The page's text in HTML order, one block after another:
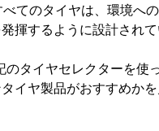
てのタイヤは、環境へ
揮するように設計され
のタイヤセレクターを使
イヤ製品がおすすめか